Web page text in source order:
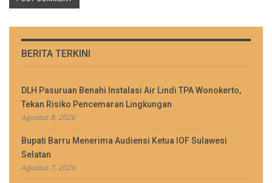
BERITA TERKINI
DLH Pasuruan Benahi Instalasi Air Lindi TPA Wonokerto,
Tekan Risiko Pencemaran Lingkungan
Agustus 8, 2026
Bupati Barru Menerima Audiensi Ketua IOF Sulawesi
Selatan
Agustus 7, 2026